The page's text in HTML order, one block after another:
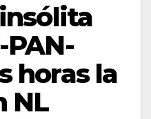
PAN-
horas la
NL